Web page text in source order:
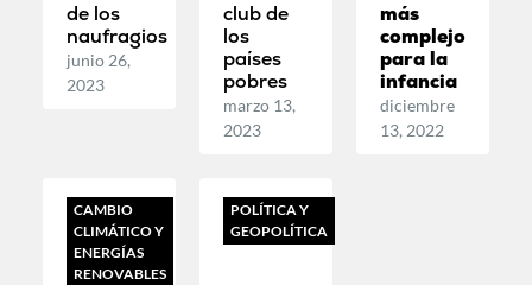
de los
naufragios
junio 26,
2023
club de
los
países
pobres
marzo 13,
2023
más
complejo
para la
infancia
diciembre
13, 2022
CAMBIO
CLIMÁTICO Y
ENERGÍAS
RENOVABLES
POLÍTICA Y
GEOPOLÍTICA